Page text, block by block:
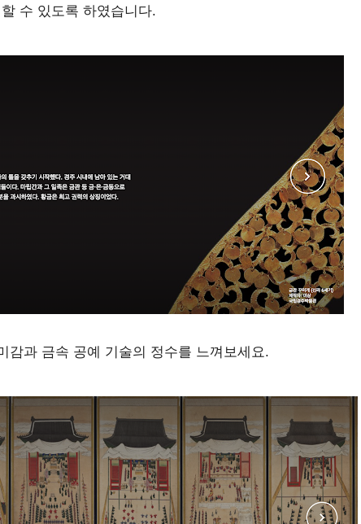
수 있도록 하였습니다.
감과 금속 공예 기술의 정수를 느껴보세요.